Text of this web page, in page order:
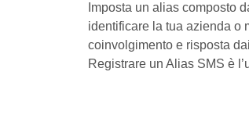
Imposta un alias composto
identificare la tua azienda o
coinvolgimento e risposta
Registrare un Alias SMS è